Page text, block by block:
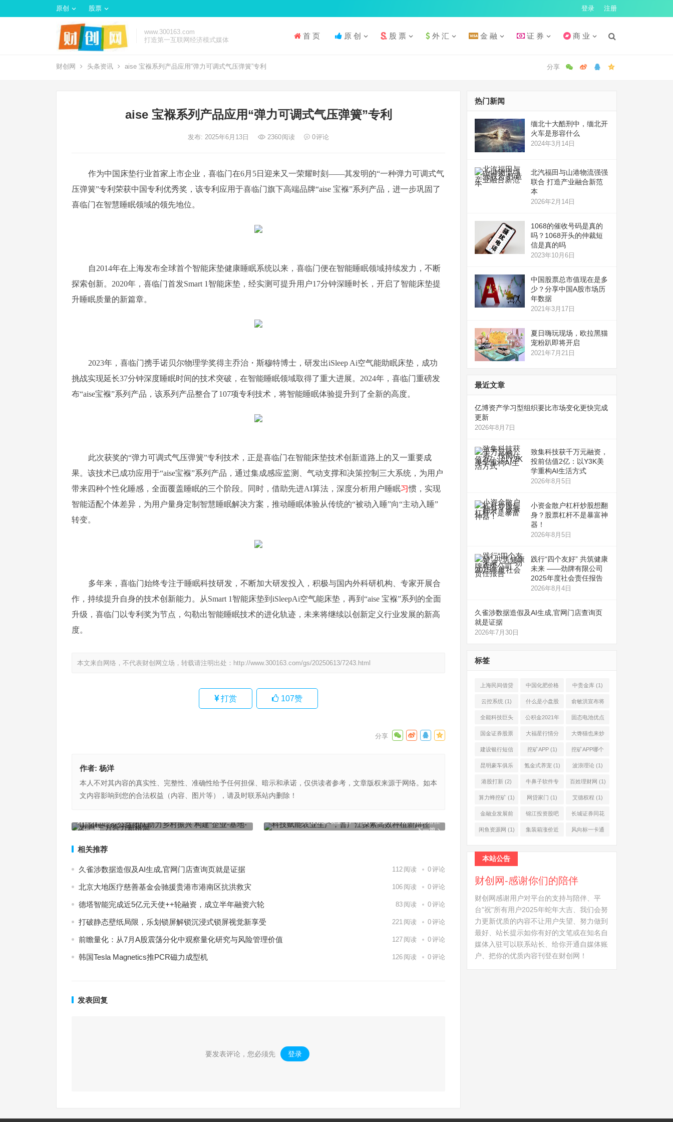
原创 股票 登录 注册
www.300163.com
打造第一互联网经济模式媒体
首 页 原 创 股 票 外 汇 金 融 证 券 商 业
财创网 头条资讯 aise 宝褓系列产品应用“弹力可调式气压弹簧”专利
aise 宝褓系列产品应用“弹力可调式气压弹簧”专利
发布: 2025年6月13日 2360阅读 0评论
作为中国床垫行业首家上市企业，喜临门在6月5日迎来又一荣耀时刻——其发明的“一种弹力可调式气
压弹簧”专利荣获中国专利优秀奖，该专利应用于喜临门旗下高端品牌“aise 宝褓”系列产品，进一步巩固了
喜临门在智慧睡眠领域的领先地位。
自2014年在上海发布全球首个智能床垫健康睡眠系统以来，喜临门便在智能睡眠领域持续发力，不断
探索创新。2020年，喜临门首发Smart 1智能床垫，经实测可提升用户17分钟深睡时长，开启了智能床垫提
升睡眠质量的新篇章。
2023年，喜临门携手诺贝尔物理学奖得主乔治・斯穆特博士，研发出iSleep Ai空气能助眠床垫，成功
挑战实现延长37分钟深度睡眠时间的技术突破，在智能睡眠领域取得了重大进展。2024年，喜临门重磅发
布“aise宝褓”系列产品，该系列产品整合了107项专利技术，将智能睡眠体验提升到了全新的高度。
此次获奖的“弹力可调式气压弹簧”专利技术，正是喜临门在智能床垫技术创新道路上的又一重要成
果。该技术已成功应用于“aise宝褓”系列产品，通过集成感应监测、气动支撑和决策控制三大系统，为用户
带来四种个性化睡感，全面覆盖睡眠的三个阶段。同时，借助先进AI算法，深度分析用户睡眠习惯，实现
智能适配个体差异，为用户量身定制智慧睡眠解决方案，推动睡眠体验从传统的“被动入睡”向“主动入睡”
转变。
多年来，喜临门始终专注于睡眠科技研发，不断加大研发投入，积极与国内外科研机构、专家开展合
作，持续提升自身的技术创新能力。从Smart 1智能床垫到iSleepAi空气能床垫，再到“aise 宝褓”系列的全面
升级，喜临门以专利奖为节点，勾勒出智能睡眠技术的进化轨迹，未来将继续以创新定义行业发展的新高
度。
本文来自网络，不代表财创网立场，转载请注明出处： http://www.300163.com/gs/20250613/7243.html
打赏 107赞
作者: 杨洋
本人不对其内容的真实性、完整性、准确性给予任何担保、暗示和承诺，仅供读者参考，文章版权来源于网络。如本
文内容影响到您的合法权益（内容、图片等），请及时联系站内删除！
上一篇
方合力新格局
下一篇
科技赋能农业生产，曹广江探索高效种植新路径​
相关推荐
久雀涉数据造假及AI生成,官网门店查询页就是证据 112 阅读 0评论
北京大地医疗慈善基金会驰援贵港市港南区抗洪救灾 106 阅读 0评论
德塔智能完成近5亿元天使++轮融资，成立半年融资六轮 83 阅读 0评论
打破静态壁纸局限，乐划锁屏解锁沉浸式锁屏视觉新享受 221 阅读 0评论
前瞻量化：从7月A股震荡分化中观察量化研究与风险管理价值 127 阅读 0评论
韩国Tesla Magnetics推PCR磁力成型机 126 阅读 0评论
发表回复
要发表评论，您必须先 登录 。
热门新闻
缅北十大酷刑中，缅北开
火车是形容什么
2024年3月14日
北汽福田与山港物流强强
联合 打造产业融合新范
本
2026年2月14日
1068的催收号码是真的
吗？1068开头的仲裁短
信是真的吗
2023年10月6日
中国股票总市值现在是多
少？分享中国A股市场历
年数据
2021年3月17日
夏日嗨玩现场，欧拉黑猫
宠粉趴即将开启
2021年7月21日
最近文章
亿博资产学习型组织要比市场变化更快完成
更新
2026年8月7日
致集科技获千万元融资，
投前估值2亿：以Y3K美
学重构AI生活方式
2026年8月5日
小资金散户杠杆炒股想翻
身？股票杠杆不是暴富神
器！
2026年8月5日
践行“四个友好” 共筑健康
未来 ——劲牌有限公司
2025年度社会责任报告
2026年8月4日
久雀涉数据造假及AI生成,官网门店查询页
就是证据
2026年7月30日
标签
上海民间借贷
公司(1)
中国化肥价格
网(1)
中贵金库 (1)
云控系统 (1) 什么是小盘股
(2)
俞敏洪宣布将
退休(1)
全能科技巨头
(1)
公积金2021年
起不允许提取
固态电池优点
(1)
国金证券股票
(2)
大福星行情分
析系统(1)
大馋猫也来炒
股票(1)
建设银行短信
服务费(1)
挖矿APP(1) 挖矿APP哪个
靠谱(1)
昆明豪车俱乐
部(1)
氪金式养宠(1) 波浪理论 (1)
港股打新 (2) 牛鼻子软件专
业版(1)
百姓理财网 (1)
算力蜂挖矿(1) 网贷家门 (1) 艾德权程 (1)
金融业发展前
景(1)
锦江投资股吧
(1)
长城证券同花
顺(1)
闲鱼资源网 (1) 集装箱涨价近 风向标一卡通
本站公告
财创网-感谢你们的陪伴
财创网感谢用户对平台的支持与陪伴、平
台"祝"所有用户2025年蛇年大吉、我们会努
力更新优质的内容不让用户失望、努力做到
最好、站长提示如你有好的文笔或在知名自
媒体入驻可以联系站长、给你开通自媒体账
户、把你的优质内容刊登在财创网！